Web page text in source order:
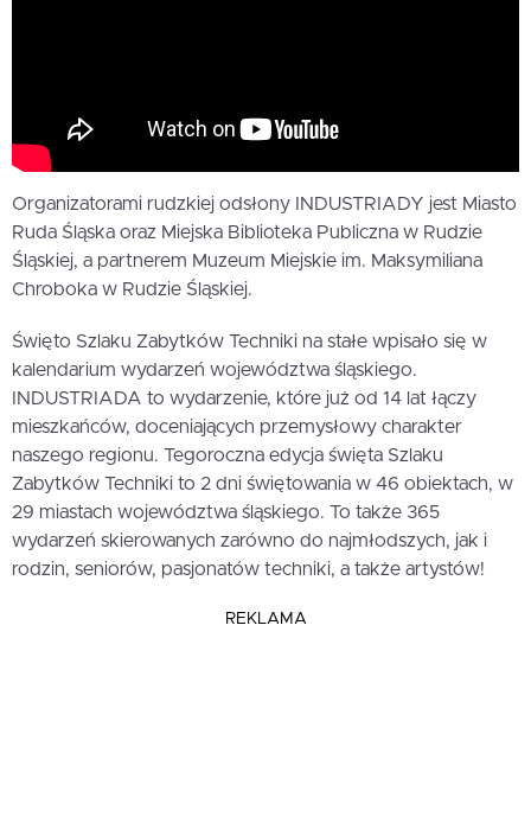
Organizatorami rudzkiej odsłony INDUSTRIADY jest Miasto
Ruda Śląska oraz Miejska Biblioteka Publiczna w Rudzie
Śląskiej, a partnerem Muzeum Miejskie im. Maksymiliana
Chroboka w Rudzie Śląskiej.
Święto Szlaku Zabytków Techniki na stałe wpisało się w
kalendarium wydarzeń województwa śląskiego.
INDUSTRIADA to wydarzenie, które już od 14 lat łączy
mieszkańców, doceniających przemysłowy charakter
naszego regionu. Tegoroczna edycja święta Szlaku
Zabytków Techniki to 2 dni świętowania w 46 obiektach, w
29 miastach województwa śląskiego. To także 365
wydarzeń skierowanych zarówno do najmłodszych, jak i
rodzin, seniorów, pasjonatów techniki, a także artystów!
REKLAMA